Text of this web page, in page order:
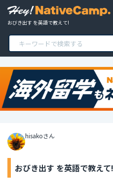
おびき出す を英語で教えて!
hisakoさん
おびき出す を英語で教えて!